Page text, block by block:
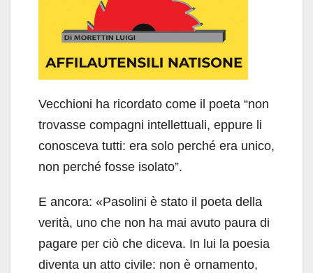
Vecchioni ha ricordato come il poeta “non
trovasse compagni intellettuali, eppure li
conosceva tutti: era solo perché era unico,
non perché fosse isolato”.
E ancora: «Pasolini è stato il poeta della
verità, uno che non ha mai avuto paura di
pagare per ciò che diceva. In lui la poesia
diventa un atto civile: non è ornamento,